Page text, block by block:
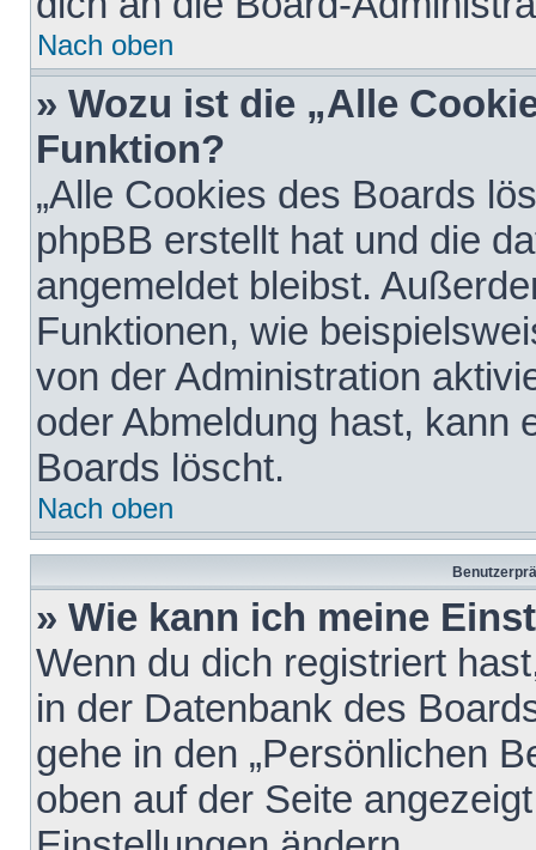
Nach oben
» Wozu ist die „Alle
Funktion?
„Alle Cookies des Boards
phpBB erstellt hat und die
angemeldet bleibst.
Funktionen, wie
von der Administration
oder Abmeldung hast, kann
Boards löscht.
Nach oben
» Wie kann ich meine
Wenn du dich registriert
in der Datenbank des
gehe in den „Persönlichen
oben auf der Seite